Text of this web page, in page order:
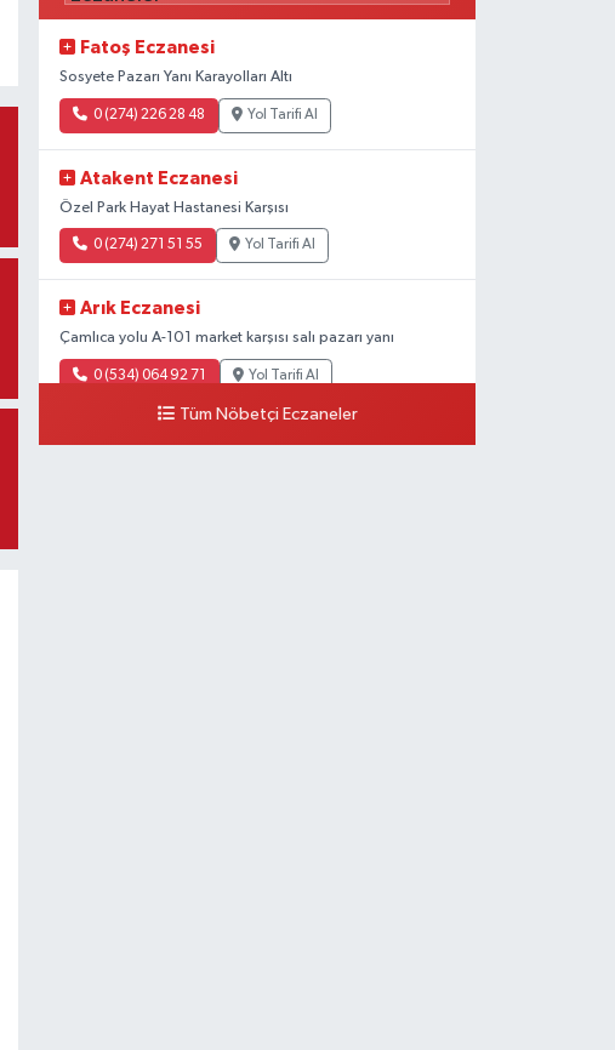
Fatoş Eczanesi
Sosyete Pazarı Yanı Karayolları Altı
0 (274) 226 28 48 Yol Tarifi Al
Atakent Eczanesi
Özel Park Hayat Hastanesi Karşısı
0 (274) 271 51 55 Yol Tarifi Al
Arık Eczanesi
Çamlıca yolu A-101 market karşısı salı pazarı yanı
0 (534) 064 92 71 Yol Tarifi Al
Tüm Nöbetçi Eczaneler